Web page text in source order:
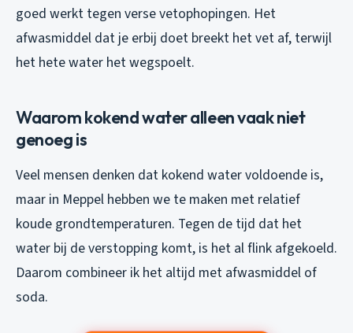
goed werkt tegen verse vetophopingen. Het
afwasmiddel dat je erbij doet breekt het vet af, terwijl
het hete water het wegspoelt.
Waarom kokend water alleen vaak niet
genoeg is
Veel mensen denken dat kokend water voldoende is,
maar in Meppel hebben we te maken met relatief
koude grondtemperaturen. Tegen de tijd dat het
water bij de verstopping komt, is het al flink afgekoeld.
Daarom combineer ik het altijd met afwasmiddel of
soda.